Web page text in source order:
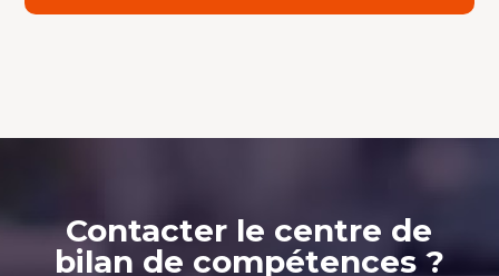
Contacter le centre de
bilan de compétences ?